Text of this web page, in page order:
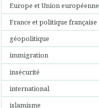
Europe et Union européenne
France et politique française
géopolitique
immigration
insécurité
international
islamisme